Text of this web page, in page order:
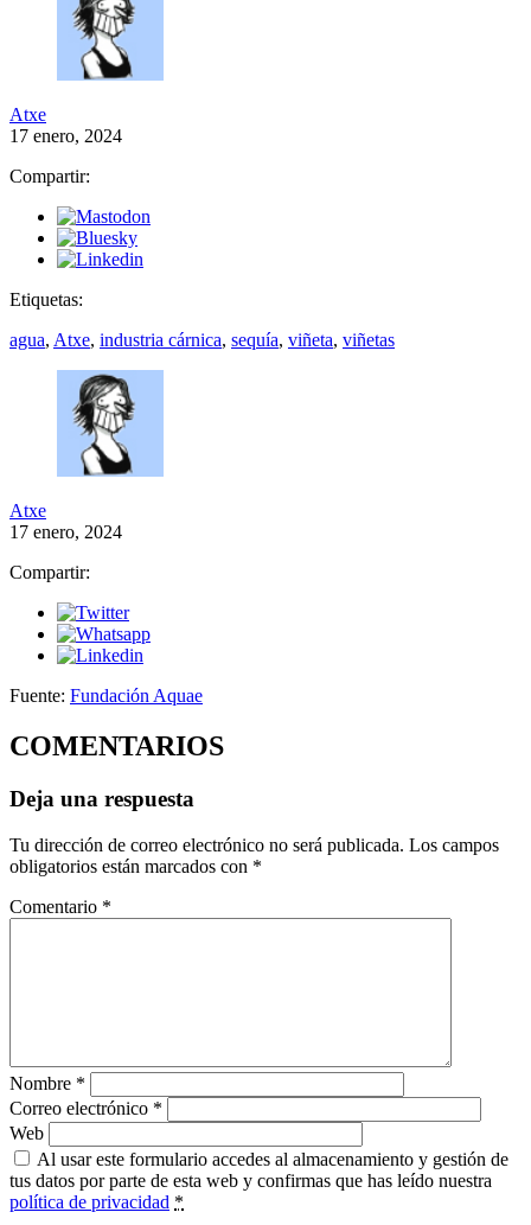
Atxe
17 enero, 2024
Compartir:
Etiquetas:
agua, Atxe, industria cárnica, sequía, viñeta, viñetas
Atxe
17 enero, 2024
Compartir:
Fuente: Fundación Aquae
COMENTARIOS
Deja una respuesta
Tu dirección de correo electrónico no será publicada. Los campos
obligatorios están marcados con *
Comentario *
Nombre *
Correo electrónico *
Web
Al usar este formulario accedes al almacenamiento y gestión de
tus datos por parte de esta web y confirmas que has leído nuestra
política de privacidad *